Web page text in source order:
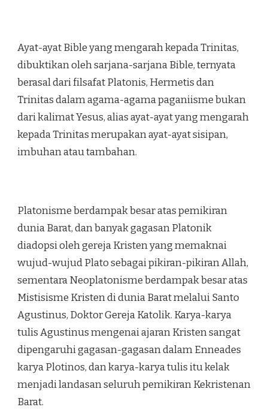
Ayat-ayat Bible yang mengarah kepada Trinitas,
dibuktikan oleh sarjana-sarjana Bible, ternyata
berasal dari filsafat Platonis, Hermetis dan
Trinitas dalam agama-agama paganiisme bukan
dari kalimat Yesus, alias ayat-ayat yang mengarah
kepada Trinitas merupakan ayat-ayat sisipan,
imbuhan atau tambahan.
Platonisme berdampak besar atas pemikiran
dunia Barat, dan banyak gagasan Platonik
diadopsi oleh gereja Kristen yang memaknai
wujud-wujud Plato sebagai pikiran-pikiran Allah,
sementara Neoplatonisme berdampak besar atas
Mistisisme Kristen di dunia Barat melalui Santo
Agustinus, Doktor Gereja Katolik. Karya-karya
tulis Agustinus mengenai ajaran Kristen sangat
dipengaruhi gagasan-gagasan dalam Enneades
karya Plotinos, dan karya-karya tulis itu kelak
menjadi landasan seluruh pemikiran Kekristenan
Barat.